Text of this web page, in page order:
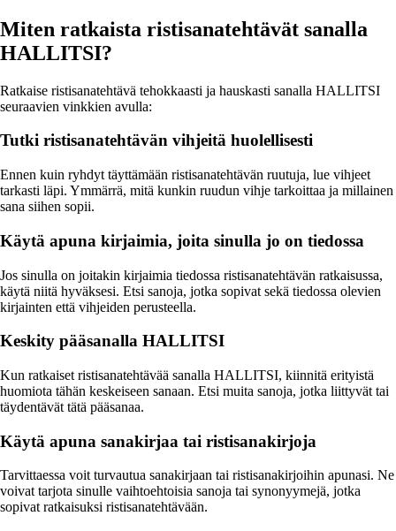
Miten ratkaista ristisanatehtävät sanalla
HALLITSI?
Ratkaise ristisanatehtävä tehokkaasti ja hauskasti sanalla HALLITSI
seuraavien vinkkien avulla:
Tutki ristisanatehtävän vihjeitä huolellisesti
Ennen kuin ryhdyt täyttämään ristisanatehtävän ruutuja, lue vihjeet
tarkasti läpi. Ymmärrä, mitä kunkin ruudun vihje tarkoittaa ja millainen
sana siihen sopii.
Käytä apuna kirjaimia, joita sinulla jo on tiedossa
Jos sinulla on joitakin kirjaimia tiedossa ristisanatehtävän ratkaisussa,
käytä niitä hyväksesi. Etsi sanoja, jotka sopivat sekä tiedossa olevien
kirjainten että vihjeiden perusteella.
Keskity pääsanalla HALLITSI
Kun ratkaiset ristisanatehtävää sanalla HALLITSI, kiinnitä erityistä
huomiota tähän keskeiseen sanaan. Etsi muita sanoja, jotka liittyvät tai
täydentävät tätä pääsanaa.
Käytä apuna sanakirjaa tai ristisanakirjoja
Tarvittaessa voit turvautua sanakirjaan tai ristisanakirjoihin apunasi. Ne
voivat tarjota sinulle vaihtoehtoisia sanoja tai synonyymejä, jotka
sopivat ratkaisuksi ristisanatehtävään.